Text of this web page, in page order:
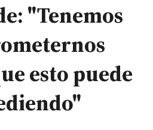
"Tenemos
esto puede